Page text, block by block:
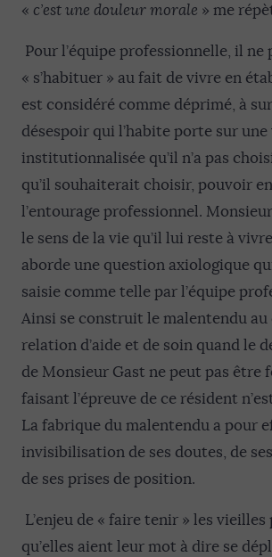
« c’est une douleur morale » me
Pour l’équipe professionnelle, il ne
« s’habituer » au fait de vivre en
est considéré comme déprimé, à
désespoir qui l’habite porte sur une
institutionnalisée qu’il n’a pas
qu’il souhaiterait choisir, pouvoir
l’entourage professionnel.
le sens de la vie qu’il lui reste à
aborde une question axiologique
saisie comme telle par l’équipe
Ainsi se construit le malentendu
relation d’aide et de soin quand le
de Monsieur Gast ne peut pas être
faisant l’épreuve de ce résident
La fabrique du malentendu a pour
invisibilisation de ses doutes, de
de ses prises de position.
L’enjeu de « faire tenir » les vieilles
qu’elles aient leur mot à dire se